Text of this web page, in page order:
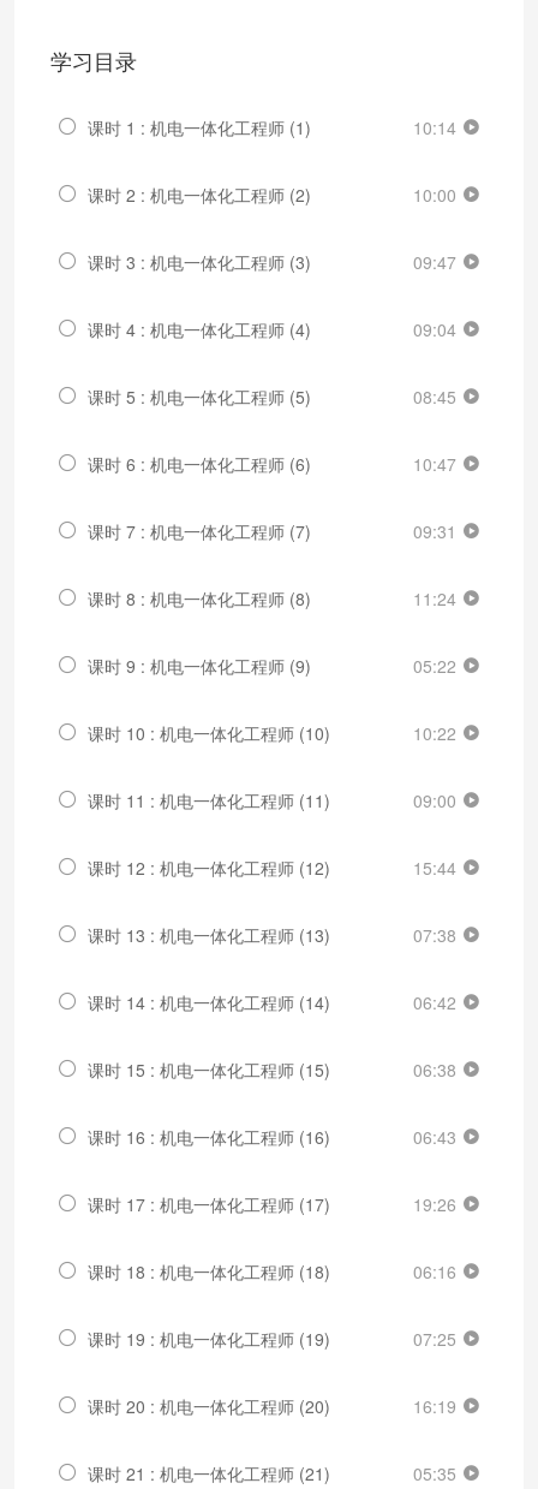
学习目录
课时 1 : 机电一体化工程师 (1) 10:14
课时 2 : 机电一体化工程师 (2) 10:00
课时 3 : 机电一体化工程师 (3) 09:47
课时 4 : 机电一体化工程师 (4) 09:04
课时 5 : 机电一体化工程师 (5) 08:45
课时 6 : 机电一体化工程师 (6) 10:47
课时 7 : 机电一体化工程师 (7) 09:31
课时 8 : 机电一体化工程师 (8) 11:24
课时 9 : 机电一体化工程师 (9) 05:22
课时 10 : 机电一体化工程师 (10) 10:22
课时 11 : 机电一体化工程师 (11) 09:00
课时 12 : 机电一体化工程师 (12) 15:44
课时 13 : 机电一体化工程师 (13) 07:38
课时 14 : 机电一体化工程师 (14) 06:42
课时 15 : 机电一体化工程师 (15) 06:38
课时 16 : 机电一体化工程师 (16) 06:43
课时 17 : 机电一体化工程师 (17) 19:26
课时 18 : 机电一体化工程师 (18) 06:16
课时 19 : 机电一体化工程师 (19) 07:25
课时 20 : 机电一体化工程师 (20) 16:19
课时 21 : 机电一体化工程师 (21) 05:35